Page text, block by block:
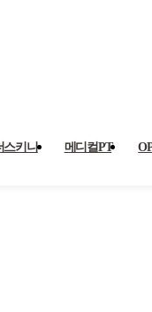
상, 리뉴
스키니 메디컬PT